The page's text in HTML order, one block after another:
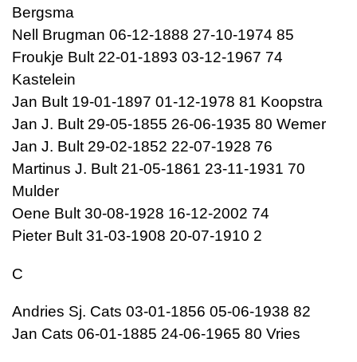
Bergsma
Nell Brugman 06-12-1888 27-10-1974 85
Froukje Bult 22-01-1893 03-12-1967 74
Kastelein
Jan Bult 19-01-1897 01-12-1978 81 Koopstra
Jan J. Bult 29-05-1855 26-06-1935 80 Wemer
Jan J. Bult 29-02-1852 22-07-1928 76
Martinus J. Bult 21-05-1861 23-11-1931 70
Mulder
Oene Bult 30-08-1928 16-12-2002 74
Pieter Bult 31-03-1908 20-07-1910 2
C
Andries Sj. Cats 03-01-1856 05-06-1938 82
Jan Cats 06-01-1885 24-06-1965 80 Vries